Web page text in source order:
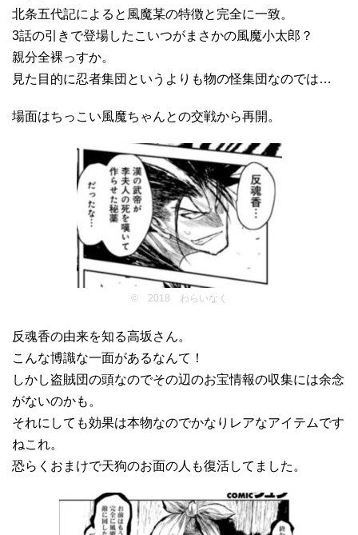
北条五代記によると風魔某の特徴と完全に一致。
3話の引きで登場したこいつがまさかの風魔小太郎？
親分全裸っすか。
見た目的に忍者集団というよりも物の怪集団なのでは…
場面はちっこい風魔ちゃんとの交戦から再開。
© 2018 わらいなく
反魂香の由来を知る高坂さん。
こんな博識な一面があるなんて！
しかし盗賊団の頭なのでその辺のお宝情報の収集には余念
がないのかも。
それにしても効果は本物なのでかなりレアなアイテムです
ねこれ。
恐らくおまけで天狗のお面の人も復活してました。